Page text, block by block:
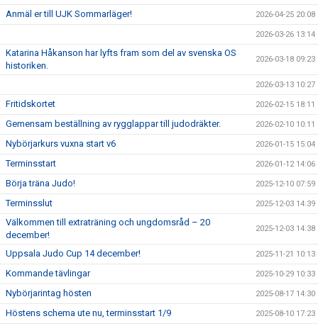
Anmäl er till UJK Sommarläger! 2026-04-25 20:08
2026-03-26 13:14
Katarina Håkanson har lyfts fram som del av svenska OS
historiken.
2026-03-18 09:23
2026-03-13 10:27
Fritidskortet 2026-02-15 18:11
Gemensam beställning av rygglappar till judodräkter. 2026-02-10 10:11
Nybörjarkurs vuxna start v6 2026-01-15 15:04
Terminsstart 2026-01-12 14:06
Börja träna Judo! 2025-12-10 07:59
Terminsslut 2025-12-03 14:39
Välkommen till extraträning och ungdomsråd – 20
december!
2025-12-03 14:38
Uppsala Judo Cup 14 december! 2025-11-21 10:13
Kommande tävlingar 2025-10-29 10:33
Nybörjarintag hösten 2025-08-17 14:30
Höstens schema ute nu, terminsstart 1/9 2025-08-10 17:23